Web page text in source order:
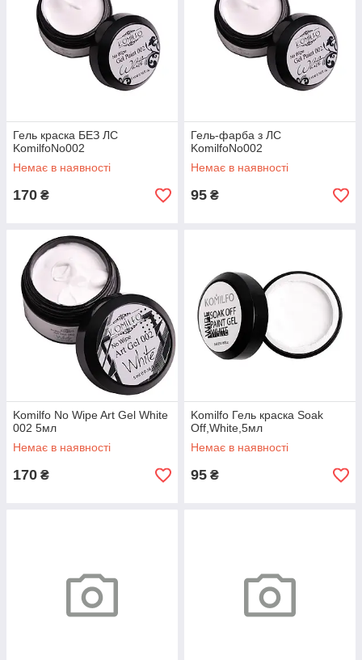
Гель краска БЕЗ ЛС
KomilfoNo002
Немає в наявності
170 ₴
Гель-фарба з ЛС
KomilfoNo002
Немає в наявності
95 ₴
Komilfo No Wipe Art Gel White
002 5мл
Немає в наявності
170 ₴
Komilfo Гель краска Soak
Off,White,5мл
Немає в наявності
95 ₴